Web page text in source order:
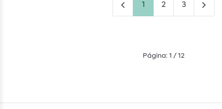
1 2 3
Página: 1 / 12